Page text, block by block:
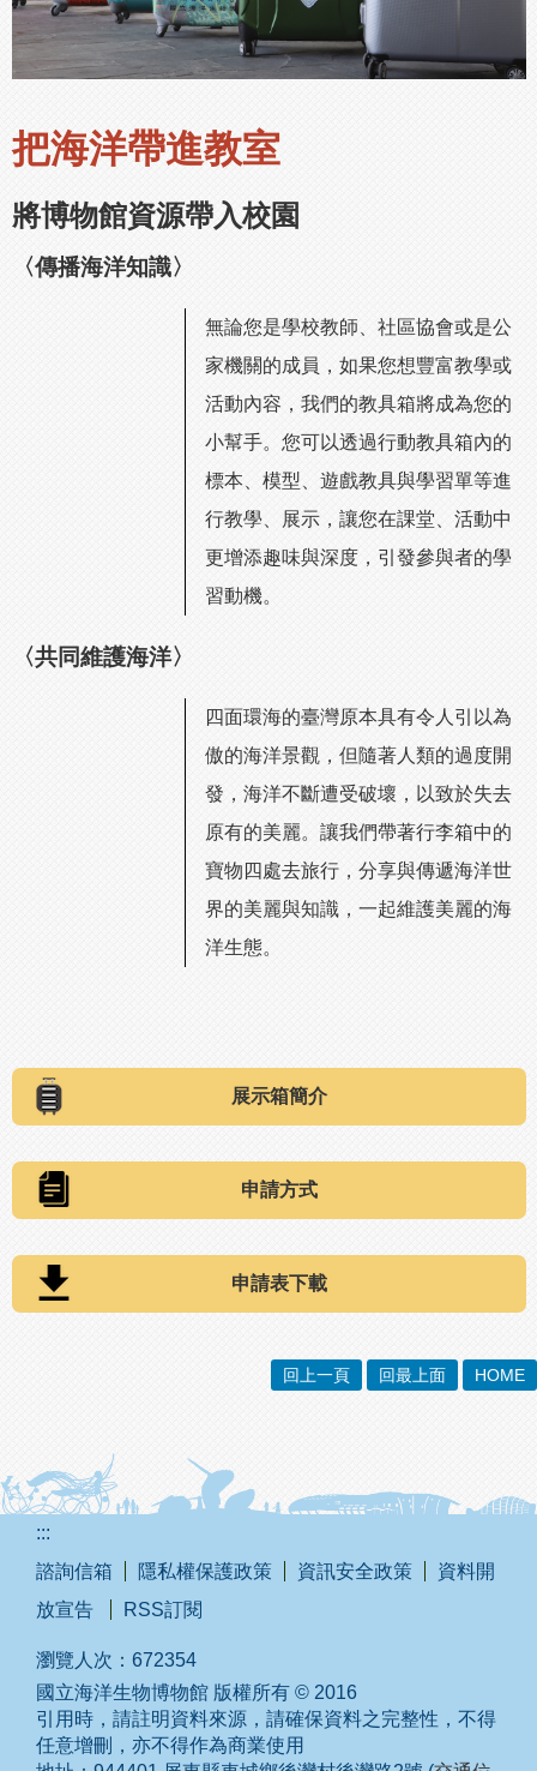
把海洋帶進教室
將博物館資源帶入校園
〈傳播海洋知識〉
無論您是學校教師、社區協會或是公
家機關的成員，如果您想豐富教學或
活動內容，我們的教具箱將成為您的
小幫手。您可以透過行動教具箱內的
標本、模型、遊戲教具與學習單等進
行教學、展示，讓您在課堂、活動中
更增添趣味與深度，引發參與者的學
習動機。
〈共同維護海洋〉
四面環海的臺灣原本具有令人引以為
傲的海洋景觀，但隨著人類的過度開
發，海洋不斷遭受破壞，以致於失去
原有的美麗。讓我們帶著行李箱中的
寶物四處去旅行，分享與傳遞海洋世
界的美麗與知識，一起維護美麗的海
洋生態。
展示箱簡介
申請方式
申請表下載
回上一頁 回最上面 HOME
:::
諮詢信箱
隱私權保護政策 資訊安全政策
資料開
放宣告
RSS訂閱
瀏覽人次： 672354
國立海洋生物博物館 版權所有 © 2016
引用時，請註明資料來源，請確保資料之完整性，不得
任意增刪，亦不得作為商業使用